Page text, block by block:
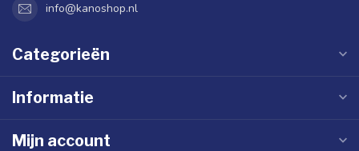
info@kanoshop.nl
Categorieën
Informatie
Mijn account